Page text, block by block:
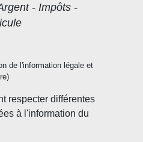
- Impôts -
de l'information légale et
respecter différentes
à l'information du